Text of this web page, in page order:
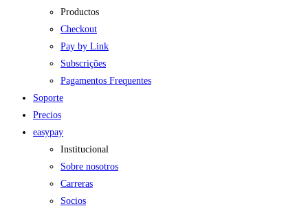
Productos
Checkout
Pay by Link
Subscrições
Pagamentos Frequentes
Soporte
Precios
easypay
Institucional
Sobre nosotros
Carreras
Socios